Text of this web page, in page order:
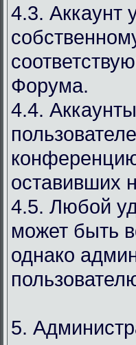
4.3. Аккаунт
Форума.
4.4.
оставивших
4.5. Любой
может быть
однако
5.